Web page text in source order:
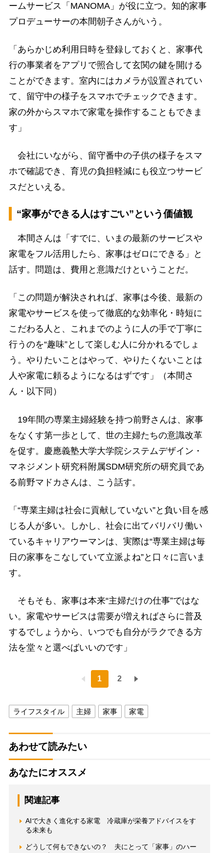
ームサービス「MANOMA」が役に立つ。知的家事
プロデューサーの本間朝子さんがいう。
「あらかじめ利用日時を登録しておくと、家事代
行の事業者をアプリで照合して玄関の鍵を開ける
ことができます。室内にはカメラが設置されてい
て、留守中の様子をスマホでチェックできます。
家の外からスマホで家電を操作することもできま
す」
会社にいながら、留守番中の子供の様子をスマ
ホで確認でき、育児の負担軽減にも役立つサービ
スだといえる。
“家事ができる人はすごい”という価値観
本間さんは「すでに、いまの最新のサービスや
家電をフル活用したら、家事はゼロにできる」と
話す。問題は、費用と意識だけということだ。
「この問題が解決されれば、家事は今後、最新の
家電やサービスを使って徹底的な効率化・時短に
こだわる人と、これまでのように人の手で丁寧に
行うのを“趣味”として楽しむ人に分かれるでしょ
う。やりたいことはやって、やりたくないことは
人や家電に頼るようになるはずです」（本間さ
ん・以下同）
19年間の専業主婦経験を持つ前野さんは、家事
をなくす第一歩として、世の主婦たちの意識改革
を促す。慶應義塾大学大学院システムデザイン・
マネジメント研究科附属SDM研究所の研究員であ
る前野マドカさんは、こう話す。
「“専業主婦は社会に貢献していない”と負い目を感
じる人が多い。しかし、社会に出てバリバリ働い
ているキャリアウーマンは、実際は“専業主婦は毎
日の家事をこなしていて立派よね”と口々に言いま
す。
そもそも、家事は本来“主婦だけの仕事”ではな
い。家電やサービスは需要が増えればさらに普及
するでしょうから、いつでも自分がラクできる方
法を堂々と選べばいいのです」
1 2
ライフスタイル 主婦 家事 家電
あわせて読みたい
あなたにオススメ
関連記事
AIで大きく進化する家電 冷蔵庫が栄養アドバイスをす
る未来も
どうして何もできないの？ 夫にとって「家事」のハー